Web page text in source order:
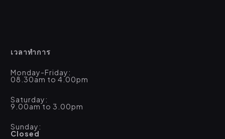
เวลาทำการ
Monday-Friday:
08.30am to 4.00pm
Saturday:
9.00am to 3.00pm
Sunday:
Closed